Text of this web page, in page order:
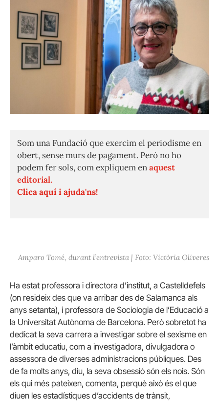
Som una Fundació que exercim el periodisme en
obert, sense murs de pagament. Però no ho
podem fer sols, com expliquem enaquest
editorial.
Clica aquí i ajuda'ns!
Amparo Tomé, durant l’entrevista | Foto: Victòria Oliveres
Ha estat professora i directora d’institut, a Castelldefels
(on resideix des que va arribar des de Salamanca als
anys setanta), i professora de Sociologia de l’Educació a
la Universitat Autònoma de Barcelona. Però sobretot ha
dedicat la seva carrera a investigar sobre el sexisme en
l’àmbit educatiu, com a investigadora, divulgadora o
assessora de diverses administracions públiques. Des
de fa molts anys, diu, la seva obsessió són els nois. Són
els qui més pateixen, comenta, perquè això és el que
diuen les estadístiques d’accidents de trànsit,